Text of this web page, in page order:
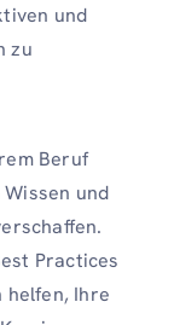
und
zu
Beruf
und
Practices
helfen, Ihre